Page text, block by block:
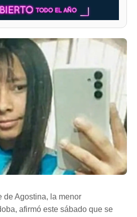
de Agostina, la menor
afirmó este sábado que se